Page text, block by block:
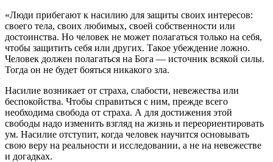
«Люди прибегают к насилию для защиты своих интересов:
своего тела, своих любимых, своей собственности или
достоинства. Но человек не может полагаться только на себя,
чтобы защитить себя или других. Такое убеждение ложно.
Человек должен полагаться на Бога — источник всякой силы.
Тогда он не будет бояться никакого зла.
Насилие возникает от страха, слабости, невежества или
беспокойства. Чтобы справиться с ним, прежде всего
необходима свобода от страха. А для достижения этой
свободы надо изменить взгляд на жизнь и переориентировать
ум. Насилие отступит, когда человек научится основывать
свою веру на реальности и исследовании, а не на невежестве
и догадках.